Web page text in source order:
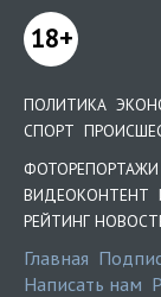
18+
ПОЛИТИКА
СПОРТ
ФОТОРЕПОРТАЖИ
ВИДЕОКОНТЕНТ
РЕЙТИНГ
Главная
Написать нам